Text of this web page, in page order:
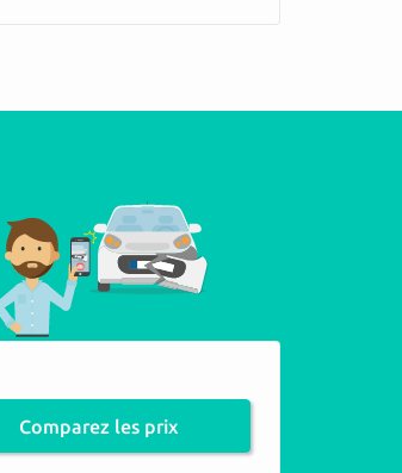
Comparez les prix